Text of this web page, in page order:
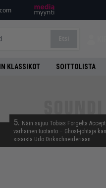
KLASSIKOT SOITTOLISTA
5. Näin sujuu Tobias Forgelta
varhainen tuotanto – Ghost-johtaja
sisäistä Udo Dirkschneideriaan